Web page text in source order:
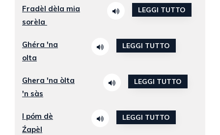
Fradèl dèla mia
sorèla
LEGGI TUTTO
Ghéra 'na
olta
LEGGI TUTTO
Ghera 'na òlta
'n sàs
LEGGI TUTTO
I póm dè
Źapèl
LEGGI TUTTO